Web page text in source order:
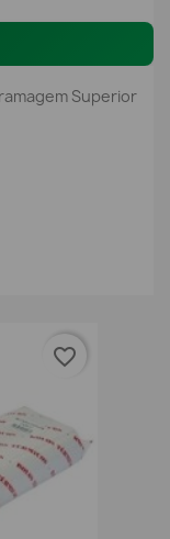
Superior
favorite_border